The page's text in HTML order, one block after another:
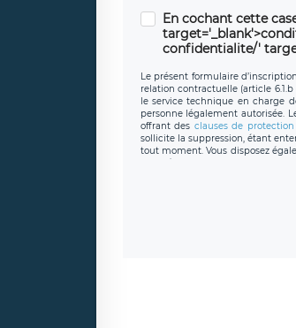
En cochant cette
confidentialite/'
Le présent formulaire
relation contractuelle (article
le service technique en charge
personne légalement autorisée.
offrant des clauses de
sollicite la suppression, étant
tout moment. Vous disposez
caractère personnel, ainsi que
protection des données de
joignable à l’adresse mail :